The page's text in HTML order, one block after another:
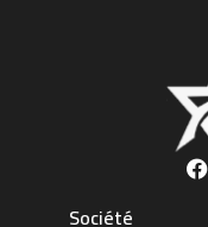
Société